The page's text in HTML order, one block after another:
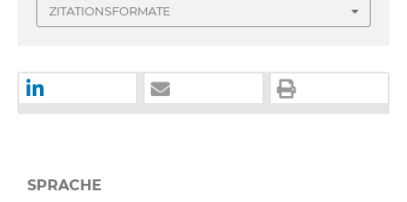
ZITATIONSFORMATE
SPRACHE